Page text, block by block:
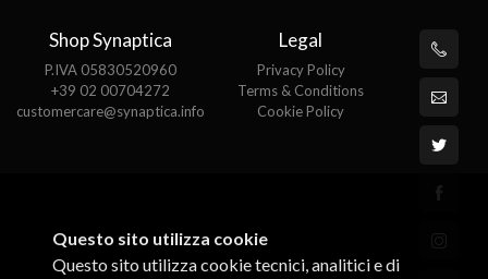
Shop Synaptica
P.IVA 05830520960
+39 02 00704272
customercare@synaptica.info
Legal
Privacy Policy
Terms & Conditions
Cookie Policy
Questo sito utilizza cookie
Questo sito utilizza cookie tecnici, analitici e di